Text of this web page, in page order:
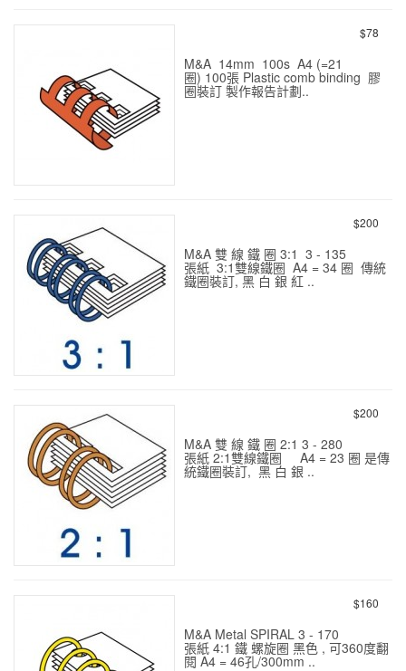
$78
100支裝
M&A 14mm 100s A4 (=21
圈) 100張 Plastic comb binding 膠
圈裝訂 製作報告計劃..
$200
M&A 雙 線 鐵 圈 3:1 3 - 135
張紙 3:1雙線鐵圈 A4 = 34 圈 傳統
鐵圈裝訂, 黑 白 銀 紅 ..
$200
M&A 雙 線 鐵 圈 2:1 3 - 280
張紙 2:1雙線鐵圈 A4 = 23 圈 是傳
統鐵圈裝訂, 黑 白 銀 ..
$160
M&A Metal SPIRAL 3 - 170
張紙 4:1 鐵 螺旋圈 黑色 , 可360度翻
閱 A4 = 46孔/300mm ..